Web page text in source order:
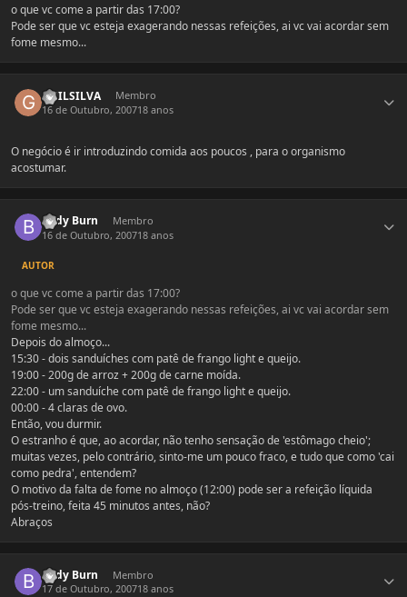
o que vc come a partir das 17:00?
Pode ser que vc esteja exagerando nessas refeições, ai vc vai acordar sem
fome mesmo...
GUILSILVA
Membro
16 de Outubro, 200718 anos
O negócio é ir introduzindo comida aos poucos , para o organismo
acostumar.
Body Burn
Membro
16 de Outubro, 200718 anos
AUTOR
o que vc come a partir das 17:00?
Pode ser que vc esteja exagerando nessas refeições, ai vc vai acordar sem
fome mesmo...
Depois do almoço...
15:30 - dois sanduíches com patê de frango light e queijo.
19:00 - 200g de arroz + 200g de carne moída.
22:00 - um sanduíche com patê de frango light e queijo.
00:00 - 4 claras de ovo.
Então, vou durmir.
O estranho é que, ao acordar, não tenho sensação de 'estômago cheio';
muitas vezes, pelo contrário, sinto-me um pouco fraco, e tudo que como 'cai
como pedra', entendem?
O motivo da falta de fome no almoço (12:00) pode ser a refeição líquida
pós-treino, feita 45 minutos antes, não?
Abraços
Body Burn
Membro
17 de Outubro, 200718 anos